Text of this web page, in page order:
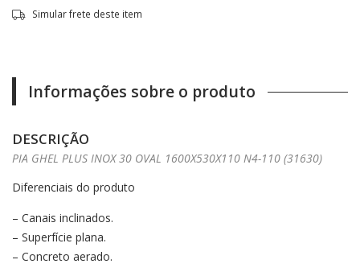
Simular frete deste item
Informações sobre o produto
DESCRIÇÃO
PIA GHEL PLUS INOX 30 OVAL 1600X530X110 N4-110 (31630)
Diferenciais do produto
– Canais inclinados.
– Superfície plana.
– Concreto aerado.